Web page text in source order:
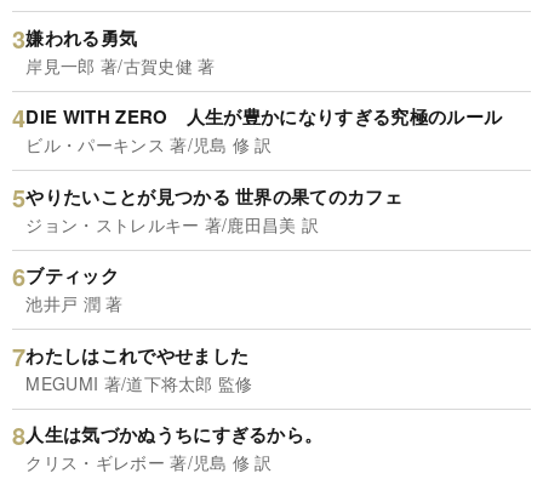
嫌われる勇気
岸見一郎 著/古賀史健 著
DIE WITH ZERO 人生が豊かになりすぎる究極のルール
ビル・パーキンス 著/児島 修 訳
やりたいことが見つかる 世界の果てのカフェ
ジョン・ストレルキー 著/鹿田昌美 訳
ブティック
池井戸 潤 著
わたしはこれでやせました
MEGUMI 著/道下将太郎 監修
人生は気づかぬうちにすぎるから。
クリス・ギレボー 著/児島 修 訳